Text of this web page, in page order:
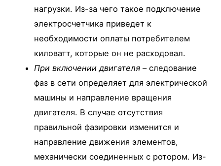
нагрузки. Из-за чего такое подключение
электросчетчика приведет к
необходимости оплаты потребителем
киловатт, которые он не расходовал.
При включении двигателя – следование
фаз в сети определяет для электрической
машины и направление вращения
двигателя. В случае отсутствия
правильной фазировки изменится и
направление движения элементов,
механически соединенных с ротором. Из-